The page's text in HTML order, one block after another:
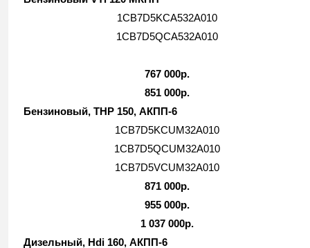
1CB7D5KCA532A010
1CB7D5QCA532A010
767 000р.
851 000р.
Бензиновый, THP 150, АКПП-6
1CB7D5KCUM32A010
1CB7D5QCUM32A010
1CB7D5VCUM32A010
871 000р.
955 000р.
1 037 000р.
Дизельный, Hdi 160, АКПП-6